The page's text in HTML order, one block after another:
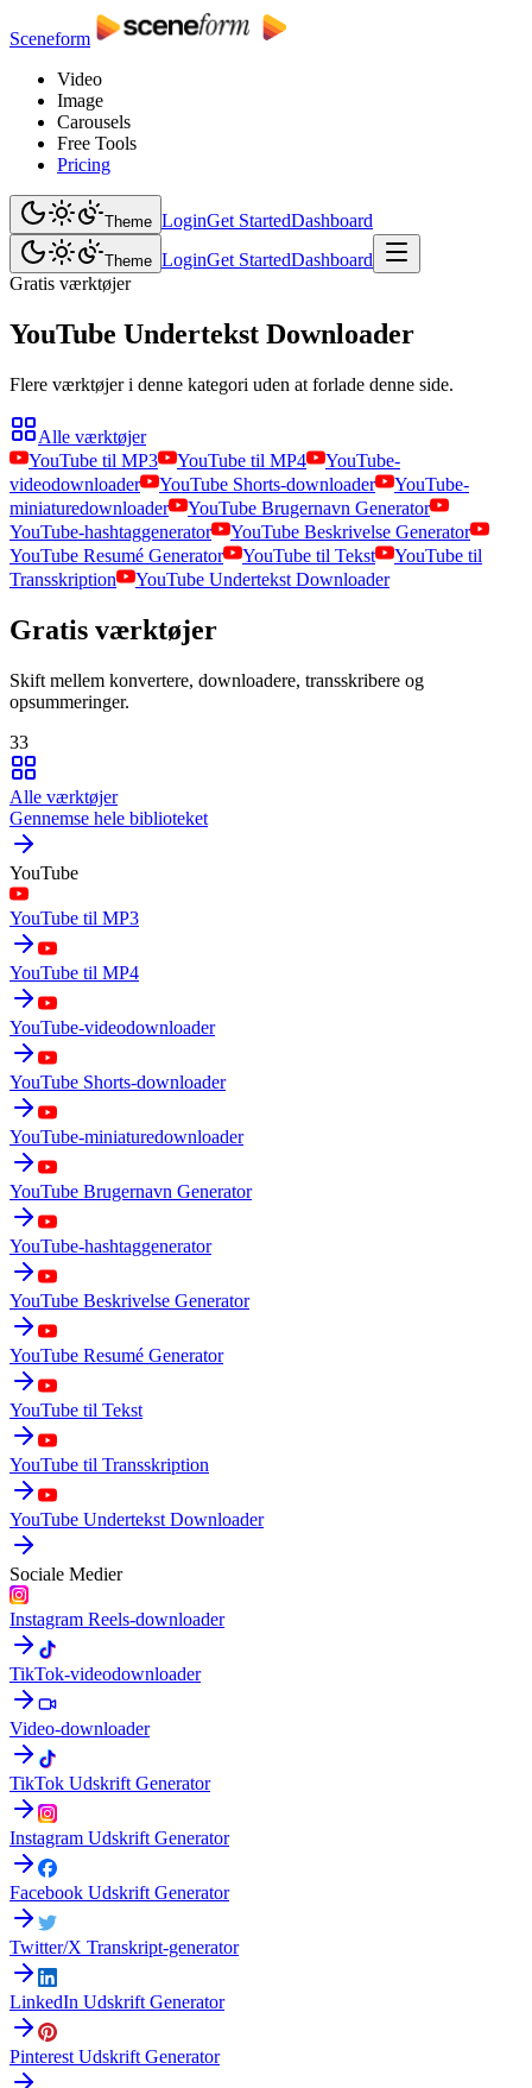
Sceneform
Video
Image
Carousels
Free Tools
Pricing
Theme LoginGet StartedDashboard
Theme LoginGet StartedDashboard
Gratis værktøjer
YouTube Undertekst Downloader
Flere værktøjer i denne kategori uden at forlade denne side.
Alle værktøjer
YouTube til MP3
YouTube til MP4
YouTube-
videodownloader
YouTube Shorts-downloader
YouTube-
miniaturedownloader
YouTube Brugernavn Generator
YouTube-hashtaggenerator
YouTube Beskrivelse Generator
YouTube Resumé Generator
YouTube til Tekst
YouTube til
Transskription
YouTube Undertekst Downloader
Gratis værktøjer
Skift mellem konvertere, downloadere, transskribere og
opsummeringer.
33
Alle værktøjer
Gennemse hele biblioteket
YouTube
YouTube til MP3
YouTube til MP4
YouTube-videodownloader
YouTube Shorts-downloader
YouTube-miniaturedownloader
YouTube Brugernavn Generator
YouTube-hashtaggenerator
YouTube Beskrivelse Generator
YouTube Resumé Generator
YouTube til Tekst
YouTube til Transskription
YouTube Undertekst Downloader
Sociale Medier
Instagram Reels-downloader
TikTok-videodownloader
Video-downloader
TikTok Udskrift Generator
Instagram Udskrift Generator
Facebook Udskrift Generator
Twitter/X Transkript-generator
LinkedIn Udskrift Generator
Pinterest Udskrift Generator